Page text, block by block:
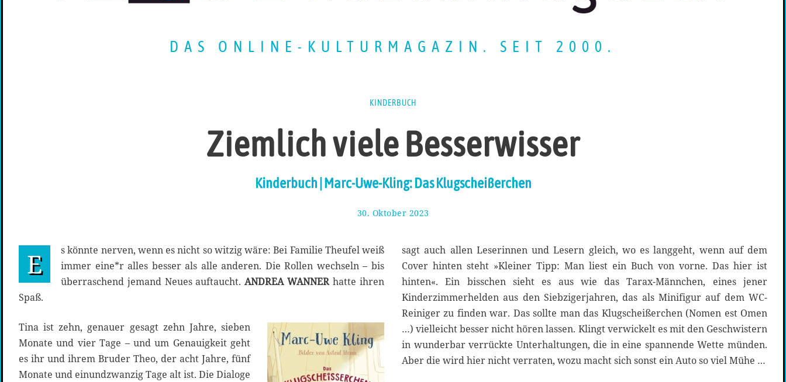
DAS ONLINE-KULTURMAGAZIN. SEIT 2000.
KINDERBUCH
Ziemlich viele Besserwisser
Kinderbuch | Marc-Uwe-Kling: Das Klugscheißerchen
30. Oktober 2023
o
v
e
m
b
r
2
0
3
E
s könnte nerven, wenn es nicht so witzig wäre: Bei Familie Theufel weiß
immer eine*r alles besser als alle anderen. Die Rollen wechseln – bis
überraschend jemand Neues auftaucht. ANDREA WANNER hatte ihren
Spaß.
Tina ist zehn, genauer gesagt zehn Jahre, sieben
Monate und vier Tage – und um Genauigkeit geht
es ihr und ihrem Bruder Theo, der acht Jahre, fünf
Monate und einundzwanzig Tage alt ist. Die Dialoge
sagt auch allen Leserinnen und Lesern gleich, wo es langgeht, wenn auf dem
Cover hinten steht »Kleiner Tipp: Man liest ein Buch von vorne. Das hier ist
hinten«. Ein bisschen sieht es aus wie das Tarax-Männchen, eines jener
Kinderzimmerhelden aus den Siebzigerjahren, das als Minifigur auf dem WC-
Reiniger zu finden war. Das sollte man das Klugscheißerchen (Nomen est Omen
…) vielleicht besser nicht hören lassen. Klingt verwickelt es mit den Geschwistern
in wunderbar verrückte Unterhaltungen, die in eine spannende Wette münden.
Aber die wird hier nicht verraten, wozu macht sich sonst ein Auto so viel Mühe …